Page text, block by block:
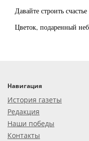
Давайте строить
Цветок, подаренный
Навигация
История газеты
Редакция
Наши победы
Контакты